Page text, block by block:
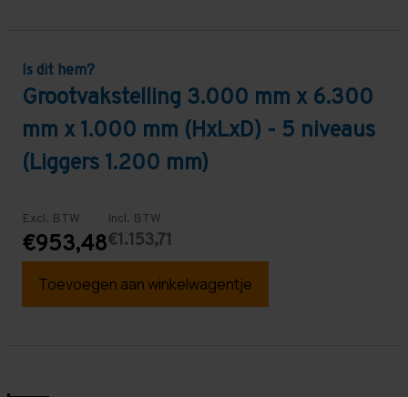
Is dit hem?
Grootvakstelling 3.000 mm x 6.300
mm x 1.000 mm (HxLxD) - 5 niveaus
(Liggers 1.200 mm)
Excl. BTW
€953,48
Incl. BTW
€1.153,71
Toevoegen aan winkelwagentje